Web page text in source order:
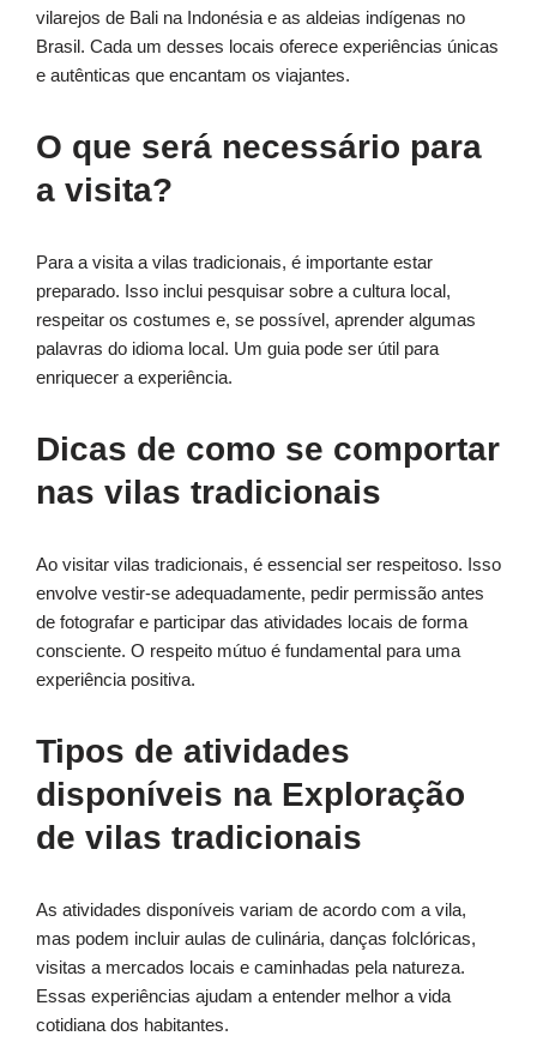
vilarejos de Bali na Indonésia e as aldeias indígenas no
Brasil. Cada um desses locais oferece experiências únicas
e autênticas que encantam os viajantes.
O que será necessário para
a visita?
Para a visita a vilas tradicionais, é importante estar
preparado. Isso inclui pesquisar sobre a cultura local,
respeitar os costumes e, se possível, aprender algumas
palavras do idioma local. Um guia pode ser útil para
enriquecer a experiência.
Dicas de como se comportar
nas vilas tradicionais
Ao visitar vilas tradicionais, é essencial ser respeitoso. Isso
envolve vestir-se adequadamente, pedir permissão antes
de fotografar e participar das atividades locais de forma
consciente. O respeito mútuo é fundamental para uma
experiência positiva.
Tipos de atividades
disponíveis na Exploração
de vilas tradicionais
As atividades disponíveis variam de acordo com a vila,
mas podem incluir aulas de culinária, danças folclóricas,
visitas a mercados locais e caminhadas pela natureza.
Essas experiências ajudam a entender melhor a vida
cotidiana dos habitantes.